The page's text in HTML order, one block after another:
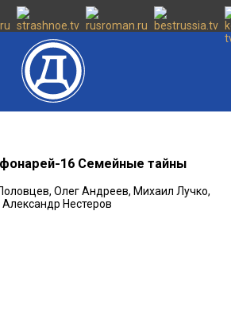
16 Семейные тайны
Олег Андреев, Михаил Лучко,
Нестеров